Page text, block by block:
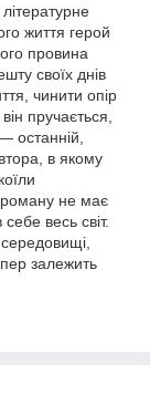
життя герой
провина
своїх днів
чинити опір
пручається,
останній,
в якому
роману не має
весь світ.
залежить